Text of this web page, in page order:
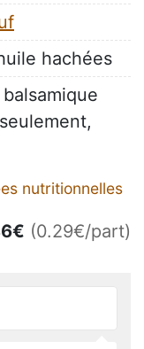
hachées
nutritionnelles
€ (0.29€/part)